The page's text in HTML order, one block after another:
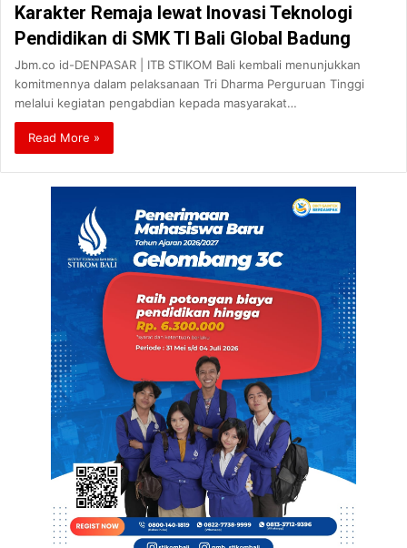
Karakter Remaja lewat Inovasi Teknologi
Pendidikan di SMK TI Bali Global Badung
Jbm.co id-DENPASAR | ITB STIKOM Bali kembali menunjukkan
komitmennya dalam pelaksanaan Tri Dharma Perguruan Tinggi
melalui kegiatan pengabdian kepada masyarakat…
Read More »